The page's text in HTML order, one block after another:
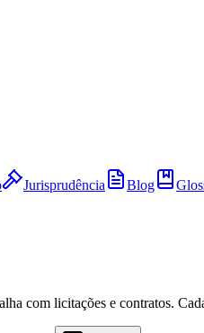
Jurisprudência Blog
com licitações e contratos.